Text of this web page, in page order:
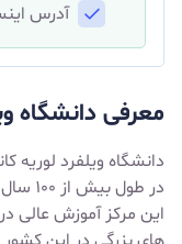
آدرس
معرفی دانشگاه
دانشگاه ویلفرد لوریه
در
این مرکز آموزش عالی در